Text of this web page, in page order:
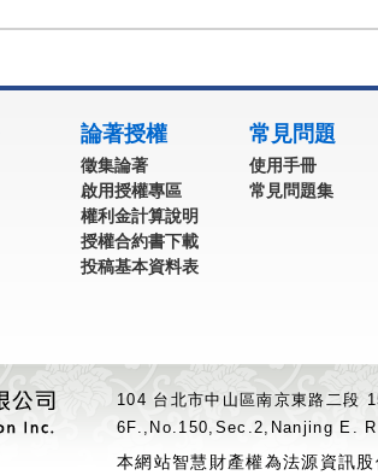
論著授權
徵集論著
啟用授權專區
權利金計算說明
授權合約書下載
投稿基本資料表
常見問題
使用手冊
常見問題集
104 台北市中山區南京東路二段
6F.,No.150,Sec.2,Nanjing E.
本網站智慧財產權為法源資訊